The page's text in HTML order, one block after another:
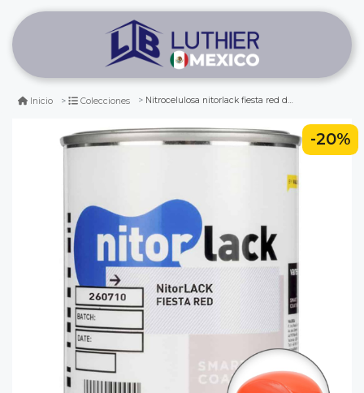
Inicio Colecciones Nitrocelulosa nitorlack fiesta red de 500 ml
-20%